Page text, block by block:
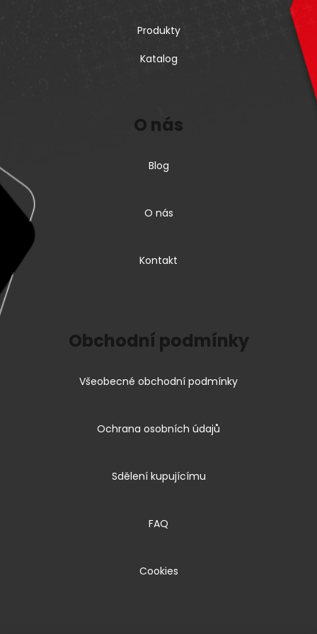
Produkty
Katalog
O nás
Blog
O nás
Kontakt
Obchodní podmínky
Všeobecné obchodní podmínky
Ochrana osobních údajů
Sdělení kupujícímu
FAQ
Cookies